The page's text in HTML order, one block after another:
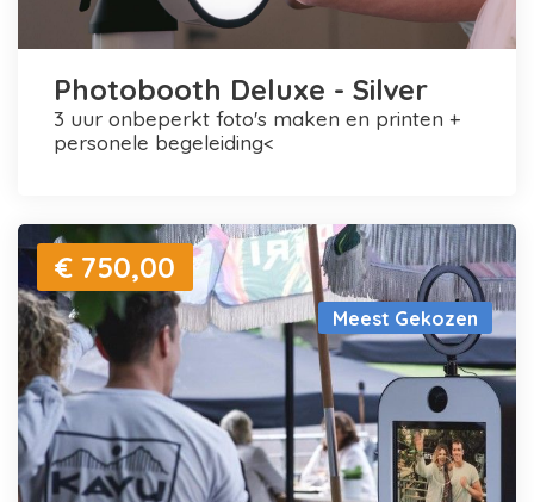
Photobooth Deluxe - Silver
3 uur onbeperkt foto's maken en printen +
personele begeleiding<
Meest Gekozen
€ 750,00